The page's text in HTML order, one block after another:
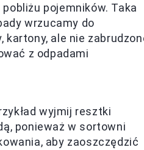
pojemników. Taka
wrzucamy do
kartony, ale nie
z odpadami
wyjmij resztki
ponieważ w sortowni
aby zaoszczędzić